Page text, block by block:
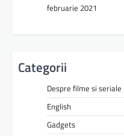
februarie 2021
Categorii
Despre filme si seriale
English
Gadgets